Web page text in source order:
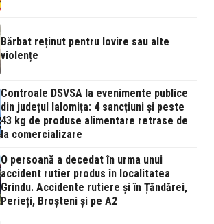
Bărbat reținut pentru lovire sau alte
violențe
Controale DSVSA la evenimente publice
din județul Ialomița: 4 sancțiuni și peste
43 kg de produse alimentare retrase de
la comercializare
O persoană a decedat în urma unui
accident rutier produs în localitatea
Grindu. Accidente rutiere și în Țăndărei,
Perieți, Broșteni și pe A2